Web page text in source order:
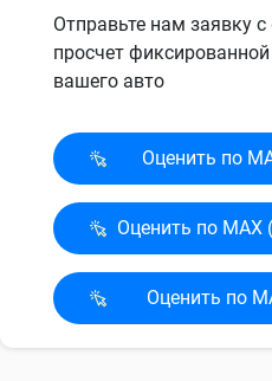
Отправьте нам заявку
просчет
вашего авто
Оценить по
Оценить по MAX
Оценить по